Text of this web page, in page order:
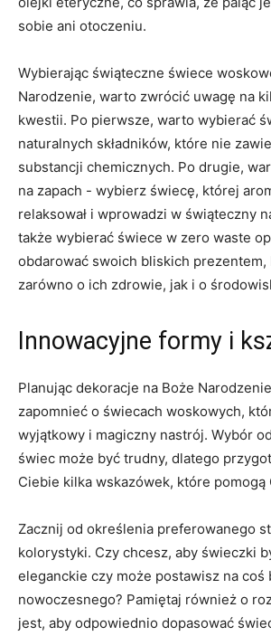
sobie ani otoczeniu.
Wybierając świąteczne ‍świece
Narodzenie, warto⁣ zwrócić uwagę na
kwestii. Po pierwsze, warto wybierać
naturalnych składników, które​ nie
substancji ⁤chemicznych. Po drugie,
na zapach -⁢ wybierz⁤ świecę, której
relaksował i wprowadzi⁢ w świąteczny
także wybierać świece w ‍zero waste​
obdarować‍ swoich bliskich prezentem,
zarówno o ⁤ich​ zdrowie, jak i​ o
Innowacyjne formy ​i
Planując dekoracje na​ Boże‌
zapomnieć ⁤o świecach woskowych,
wyjątkowy i magiczny nastrój. ⁣Wybór
świec może ⁢być‌ trudny, ‌dlatego
Ciebie kilka ⁣wskazówek, które pomogą
Zacznij od ‌określenia preferowanego
kolorystyki. Czy chcesz, aby świeczki
eleganckie czy może postawisz ‍na coś
nowoczesnego?​ Pamiętaj również o
jest, aby‌ odpowiednio​ dopasować